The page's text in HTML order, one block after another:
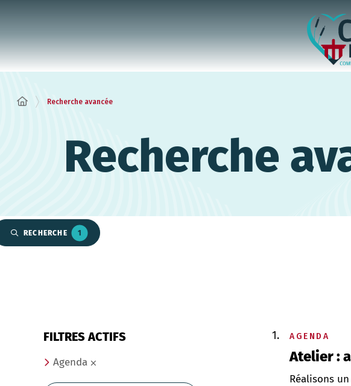
Recherche avancée
Recherche
RECHERCHE 1
FILTRES ACTIFS
Agenda
AGENDA
Atelier :
Réalisons